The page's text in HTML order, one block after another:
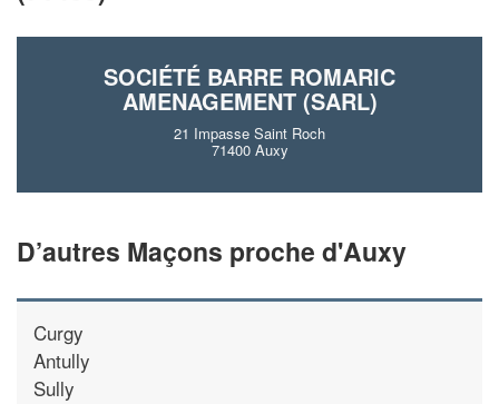
SOCIÉTÉ BARRE ROMARIC
AMENAGEMENT (SARL)
21 Impasse Saint Roch
71400 Auxy
D’autres Maçons proche d'Auxy
Curgy
Antully
Sully